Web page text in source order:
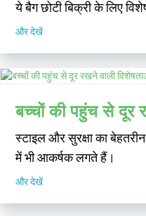
ये बैग छोटी बिक्री के लिए
और देखें
बच्चों की पहुंच से दूर
स्टाइल और सुरक्षा का
में भी आकर्षक लगते हैं।
और देखें